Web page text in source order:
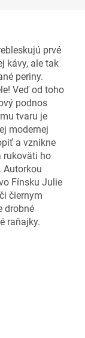
prvé
kávy, ale tak
periny.
Veď od toho
podnos
tvaru je
modernej
a vznikne
rukoväti ho
Autorkou
Fínsku Julie
čiernym
drobné
raňajky.